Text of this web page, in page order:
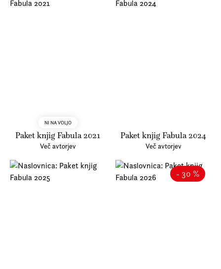
NI NA VOLJO
Paket knjig Fabula 2021
Več avtorjev
Paket knjig Fabula 2024
Več avtorjev
- 30 %